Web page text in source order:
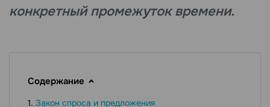
конкретный промежуток времени.
Содержание
Закон спроса и предложения